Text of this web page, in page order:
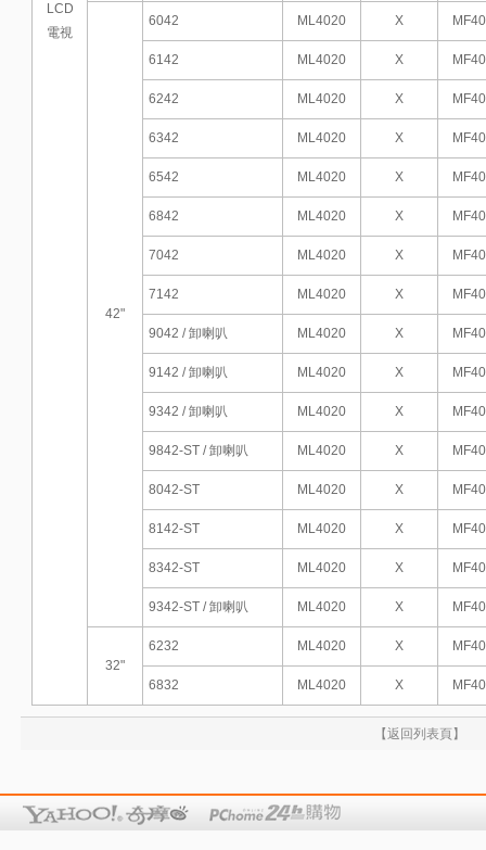
LCD
電視
42"
6042 ML4020 X
6142 ML4020 X
6242 ML4020 X
6342 ML4020 X
6542 ML4020 X
6842 ML4020 X
7042 ML4020 X
7142 ML4020 X
9042 / 卸喇叭 ML4020 X
9142 / 卸喇叭 ML4020 X
9342 / 卸喇叭 ML4020 X
9842-ST / 卸喇叭 ML4020 X
8042-ST ML4020 X
8142-ST ML4020 X
8342-ST ML4020 X
9342-ST / 卸喇叭 ML4020 X
32"
6232 ML4020 X
6832 ML4020 X
【返回列表頁】